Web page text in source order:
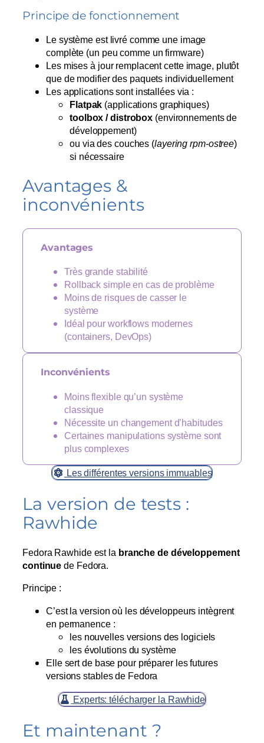
Principe de fonctionnement
Le système est livré comme une image
complète (un peu comme un firmware)
Les mises à jour remplacent cette image, plutôt
que de modifier des paquets individuellement
Les applications sont installées via :
Flatpak (applications graphiques)
toolbox / distrobox (environnements de
développement)
ou via des couches (layering rpm-ostree)
si nécessaire
Avantages &
inconvénients
Avantages
Très grande stabilité
Rollback simple en cas de problème
Moins de risques de casser le
système
Idéal pour workflows modernes
(containers, DevOps)
Inconvénients
Moins flexible qu’un système
classique
Nécessite un changement d’habitudes
Certaines manipulations système sont
plus complexes
Les différentes versions immuables
La version de tests :
Rawhide
Fedora Rawhide est la branche de développement
continuede Fedora.
Principe :
C’est la version où les développeurs intègrent
en permanence :
les nouvelles versions des logiciels
les évolutions du système
Elle sert de base pour préparer les futures
versions stables de Fedora
Experts: télécharger la Rawhide
Et maintenant ?